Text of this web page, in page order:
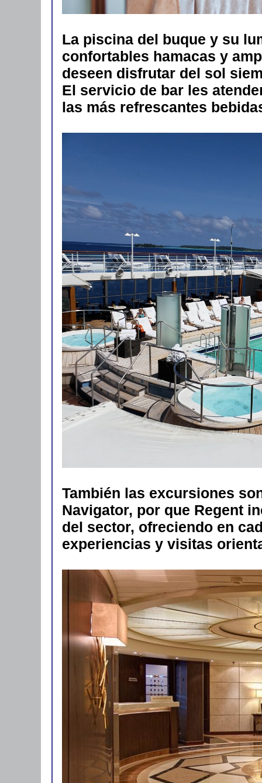
La piscina del buque y su
confortables hamacas y
deseen disfrutar del sol
El servicio de bar les
las más refrescantes
También las excursiones
Navigator, por que Regent
del sector, ofreciendo en
experiencias y visitas